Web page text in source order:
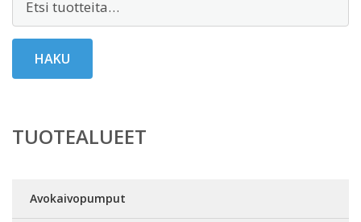
HAKU
TUOTEALUEET
Avokaivopumput